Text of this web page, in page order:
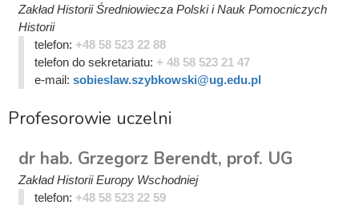
Zakład Historii Średniowiecza Polski i Nauk Pomocniczych
Historii
telefon: +48 58 523 22 88
telefon do sekretariatu: + 48 58 523 21 47
e-mail: sobieslaw.szybkowski@ug.edu.pl
Profesorowie uczelni
dr hab. Grzegorz Berendt, prof. UG
Zakład Historii Europy Wschodniej
telefon: +48 58 523 22 59